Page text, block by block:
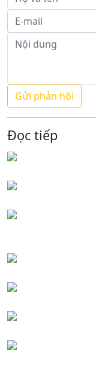
Đọc tiếp